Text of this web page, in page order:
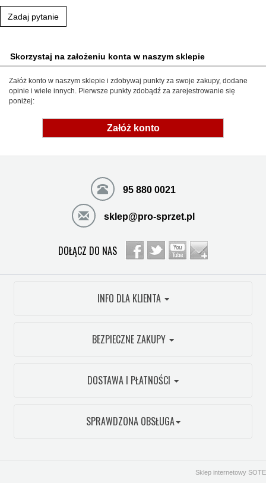
Zadaj pytanie
Skorzystaj na założeniu konta w naszym sklepie
Załóż konto w naszym sklepie i zdobywaj punkty za swoje zakupy, dodane
opinie i wiele innych. Pierwsze punkty zdobądź za zarejestrowanie się
poniżej:
Załóż konto
95 880 0021
sklep@pro-sprzet.pl
DOŁĄCZ DO NAS
INFO DLA KLIENTA
BEZPIECZNE ZAKUPY
DOSTAWA I PŁATNOŚCI
SPRAWDZONA OBSŁUGA
Sklep internetowy SOTE